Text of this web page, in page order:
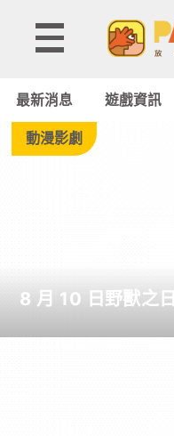
Tag:
異
-
Paradaily
最新消息 遊戲資訊
動漫影劇
8 月 10 日野獸之